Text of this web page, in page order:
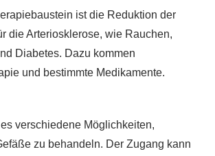
ist die Reduktion der
die Arteriosklerose, wie Rauchen,
Diabetes. Dazu kommen
und bestimmte Medikamente.
verschiedene Möglichkeiten,
zu behandeln. Der Zugang kann